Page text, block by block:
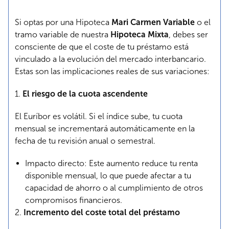
Si optas por una Hipoteca Mari Carmen Variable o el
tramo variable de nuestra Hipoteca Mixta, debes ser
consciente de que el coste de tu préstamo está
vinculado a la evolución del mercado interbancario.
Estas son las implicaciones reales de sus variaciones:
1. El riesgo de la cuota ascendente
El Euríbor es volátil. Si el índice sube, tu cuota
mensual se incrementará automáticamente en la
fecha de tu revisión anual o semestral.
Impacto directo: Este aumento reduce tu renta
disponible mensual, lo que puede afectar a tu
capacidad de ahorro o al cumplimiento de otros
compromisos financieros.
2. Incremento del coste total del préstamo